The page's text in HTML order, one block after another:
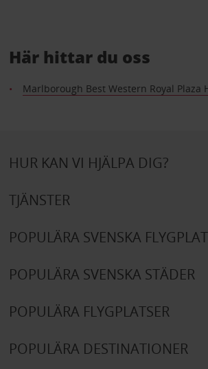
Här hittar du oss
Marlborough Best Western Royal Plaza
HUR KAN VI HJÄLPA DIG?
TJÄNSTER
POPULÄRA SVENSKA
POPULÄRA SVENSKA STÄDER
POPULÄRA FLYGPLATSER
POPULÄRA DESTINATIONER